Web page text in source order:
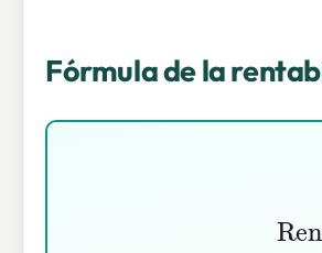
Fórmula de la